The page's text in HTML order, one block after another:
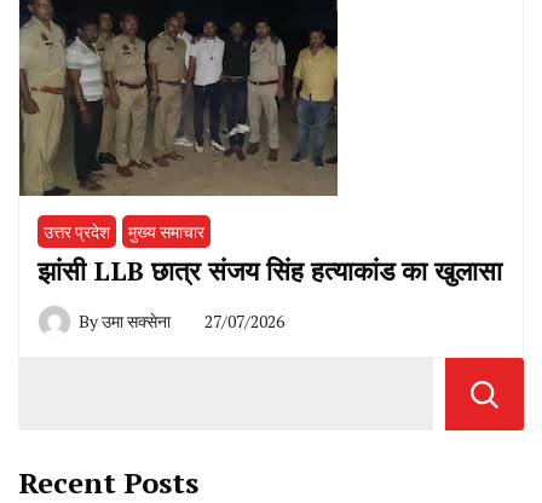
उत्तर प्रदेश मुख्य समाचार
झांसी LLB छात्र संजय सिंह हत्याकांड का खुलासा
Byउमा सक्सेना 27/07/2026
Recent Posts